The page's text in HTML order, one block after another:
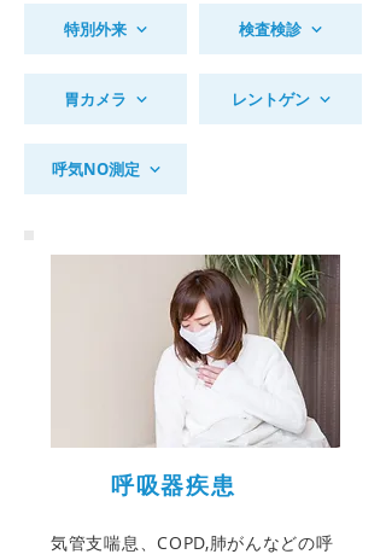
特別外来
胃カメラ
呼気NO測定
検査検診
レントゲン
呼吸器疾患
気管支喘息、COPD,肺がんなどの呼